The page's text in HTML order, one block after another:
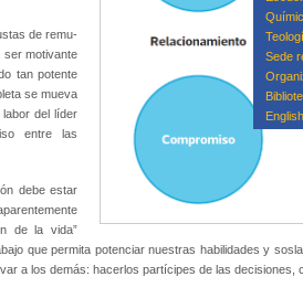
Sede
English
de remu­
motivante
tan potente
se mueva
del líder
entre las
debe estar
de la vida”
que permita poten­ciar nuestras habilidades y
a los demás: hacerlos partícipes de las decisiones,